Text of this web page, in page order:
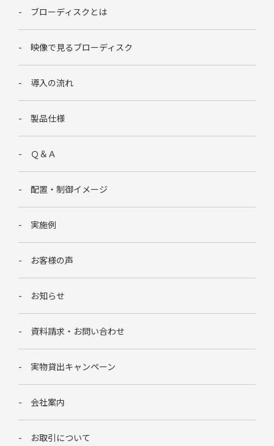
ブローディスクとは
映像で見るブローディスク
導入の流れ
製品仕様
Ｑ＆Ａ
配置・制御イメージ
実施例
お客様の声
お知らせ
資料請求・お問い合わせ
実物貸出キャンペーン
会社案内
お取引について